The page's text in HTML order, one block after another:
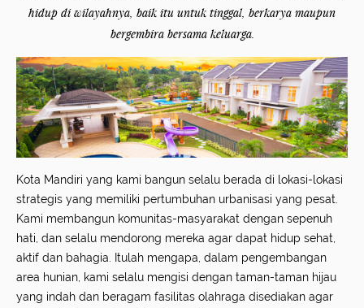
hidup di wilayahnya, baik itu untuk tinggal, berkarya maupun
bergembira bersama keluarga.
Kota Mandiri yang kami bangun selalu berada di lokasi-lokasi
strategis yang memiliki pertumbuhan urbanisasi yang pesat.
Kami membangun komunitas-masyarakat dengan sepenuh
hati, dan selalu mendorong mereka agar dapat hidup sehat,
aktif dan bahagia. Itulah mengapa, dalam pengembangan
area hunian, kami selalu mengisi dengan taman-taman hijau
yang indah dan beragam fasilitas olahraga disediakan agar